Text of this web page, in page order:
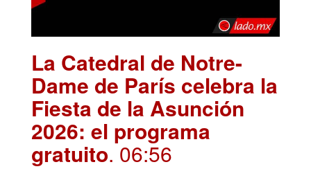
La Catedral de Notre-
Dame de París celebra la
Fiesta de la Asunción
2026: el programa
gratuito. 06:56